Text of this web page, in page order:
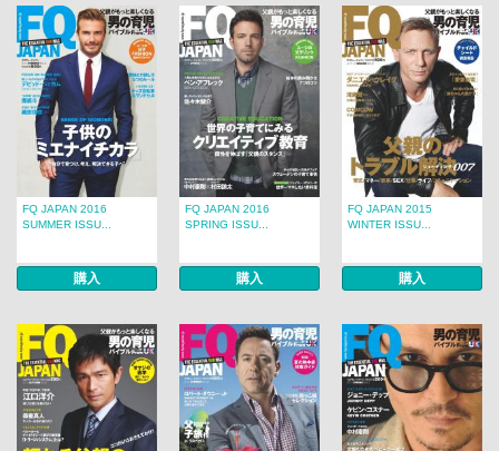
FQ JAPAN 2016
SUMMER ISSU...
購入
FQ JAPAN 2016
SPRING ISSU...
購入
FQ JAPAN 2015
WINTER ISSU...
購入